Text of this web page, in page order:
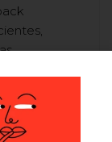
não
o